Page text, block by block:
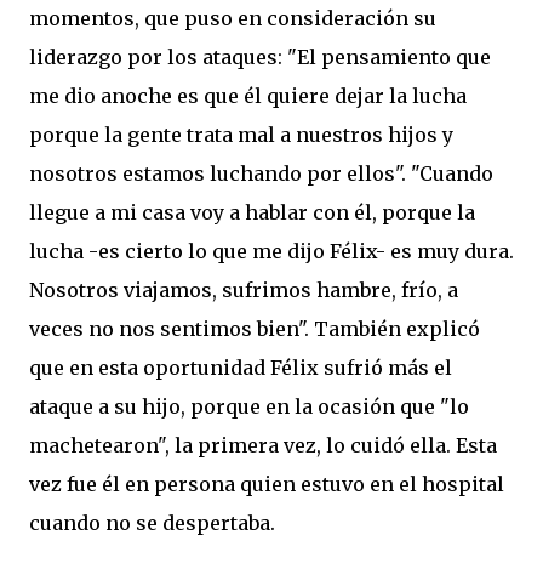
momentos, que puso en consideración su
liderazgo por los ataques: "El pensamiento que
me dio anoche es que él quiere dejar la lucha
porque la gente trata mal a nuestros hijos y
nosotros estamos luchando por ellos". "Cuando
llegue a mi casa voy a hablar con él, porque la
lucha -es cierto lo que me dijo Félix- es muy dura.
Nosotros viajamos, sufrimos hambre, frío, a
veces no nos sentimos bien". También explicó
que en esta oportunidad Félix sufrió más el
ataque a su hijo, porque en la ocasión que "lo
machetearon", la primera vez, lo cuidó ella. Esta
vez fue él en persona quien estuvo en el hospital
cuando no se despertaba.